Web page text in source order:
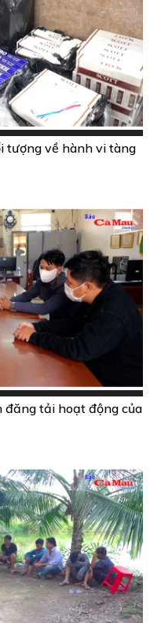
tượng về hành vi tàng
đăng tải hoạt động của